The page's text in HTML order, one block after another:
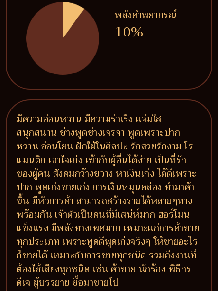
พลังคำพยากรณ์
10%
มีความอ่อนหวาน มีความร่าเริง แจ่มใส
สนุกสนาน ช่างพูดช่างเจรจา พูดเพราะปาก
หวาน อ่อนโยน ฝักใฝ่ในศิลปะ รักสวยรักงาม โร
แมนติก เอาใจเก่ง เข้ากับผู้อื่นได้ง่าย เป็นที่รัก
ของผู้คน สังคมกว้างขวาง หาเงินเก่ง ได้ดีเพราะ
ปาก พูดเก่งขายเก่ง การเงินหมุนคล่อง ทำมาค้า
ขึ้น มีหัวการค้า สามารถสร้างรายได้หลายๆทาง
พร้อมกัน เจ้าตัวเป็นคนที่มีเสน่ห์มาก ฮอร์โมน
แข็งแรง มีพลังทางเพศมาก เหมาะแก่การค้าขาย
ทุกประเภท เพราะพูดดีพูดเก่งจริงๆ ให้ขายอะไร
ก็ขายได้ เหมาะกับการขายทุกชนิด รวมถึงงานที่
ต้องใช้เสียงทุกชนิด เช่น ค้าขาย นักร้อง พิธีกร
ดีเจ ผู้บรรยาย ซื้อมาขายไป